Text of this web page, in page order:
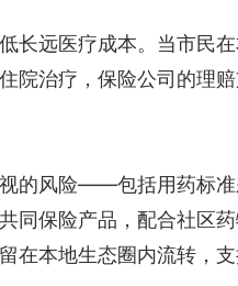
长远医疗成本。当市民
院治疗，保险公司的理
的风险——包括用药标准
同保险产品，配合社区
在本地生态圈内流转，